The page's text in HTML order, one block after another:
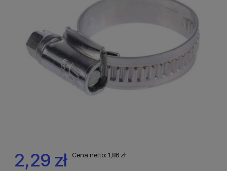
2,29 zł Cena netto: 1,86 zł